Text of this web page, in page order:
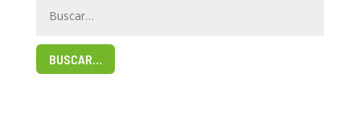
BUSCAR…